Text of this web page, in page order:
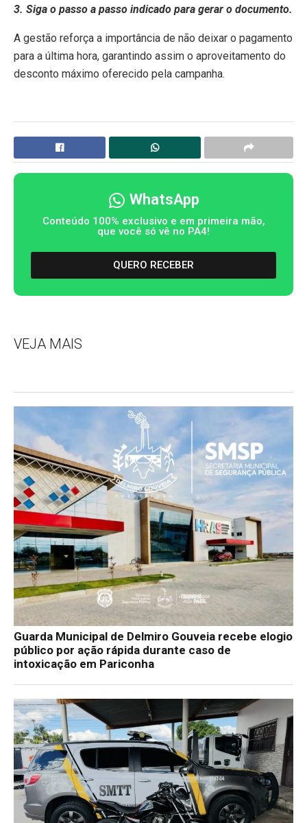
3. Siga o passo a passo indicado para gerar o documento.
A gestão reforça a importância de não deixar o pagamento
para a última hora, garantindo assim o aproveitamento do
desconto máximo oferecido pela campanha.
WhatsApp
Conteúdo 100% exclusivo e em primeira mão,
que você só vê no PA4!
QUERO RECEBER
VEJA MAIS
Guarda Municipal de Delmiro Gouveia recebe elogio
público por ação rápida durante caso de
intoxicação em Pariconha